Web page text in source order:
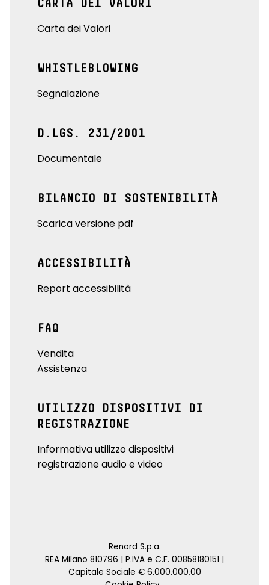
CARTA DEI VALORI
Carta dei Valori
WHISTLEBLOWING
Segnalazione
D.LGS. 231/2001
Documentale
BILANCIO DI SOSTENIBILITÀ
Scarica versione pdf
ACCESSIBILITÀ
Report accessibilità
FAQ
Vendita
Assistenza
UTILIZZO DISPOSITIVI DI
REGISTRAZIONE
Informativa utilizzo dispositivi
registrazione audio e video
Renord S.p.a.
REA Milano 810796 | P.IVA e C.F. 00858180151 |
Capitale Sociale € 6.000.000,00